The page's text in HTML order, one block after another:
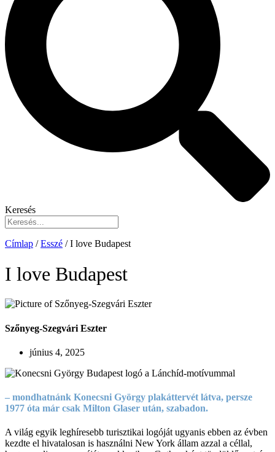
Keresés
Címlap /Esszé /I love Budapest
I love Budapest
Szőnyeg-Szegvári Eszter
június 4, 2025
– mondhatnánk Konecsni György plakáttervét látva, persze
1977 óta már csak Milton Glaser után, szabadon.
A világ egyik leghíresebb turisztikai logóját ugyanis ebben az évben
kezdte el hivatalosan is használni New York állam azzal a céllal,